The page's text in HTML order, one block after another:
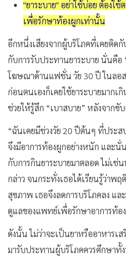
"ยาระบาย" อย่าใช้บ่อย ต้องใช้
เพื่อรักษาท้องผูกเท่านั้น
อีกหนึ่งเสียงจากผู้บริโภคที่เคยติด
กับการรับประทานยาระบาย นั่นคือ
โฆษณาด้านแฟชั่น วัย 30 ปี ในลอส
ก่อนตนเองก็เคยใช้ยาระบายมากเ
ช่วยให้รู้สึก “เบาสบาย” หลังจากขับ
“ฉันเคยมีช่วงวัย 20 ปีต้นๆ ที่ปร
จึงมีอาการท้องผูกอย่างหนัก และ
กับการกินยาระบายมาตลอด ไม่เช่
กล่าว จนกระทั่งเธอได้เรียนรู้ว่าพฤ
สุขภาพ เธอจึงลดการบริโภคลง แล
ดูแลของแพทย์เพื่อรักษาอาการท้อ
ดังนั้น ไม่ว่าจะเป็นยาหรืออาหารเ
มารับประทานผู้บริโภคควรศึกษาทั้ง